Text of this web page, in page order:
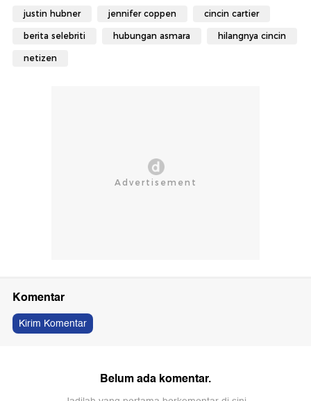
justin hubner jennifer coppen cincin cartier
berita selebriti hubungan asmara hilangnya cincin
netizen
Komentar
Kirim Komentar
Belum ada komentar.